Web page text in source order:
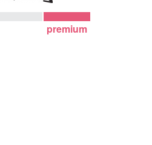
premium